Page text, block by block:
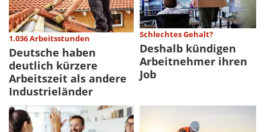
1.036 Arbeitsstunden
Deutsche haben
deutlich kürzere
Arbeitszeit als andere
Industrieländer
Schlechtes Gehalt?
Deshalb kündigen
Arbeitnehmer ihren
Job